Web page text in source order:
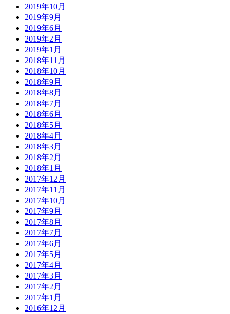
2019年10月
2019年9月
2019年6月
2019年2月
2019年1月
2018年11月
2018年10月
2018年9月
2018年8月
2018年7月
2018年6月
2018年5月
2018年4月
2018年3月
2018年2月
2018年1月
2017年12月
2017年11月
2017年10月
2017年9月
2017年8月
2017年7月
2017年6月
2017年5月
2017年4月
2017年3月
2017年2月
2017年1月
2016年12月